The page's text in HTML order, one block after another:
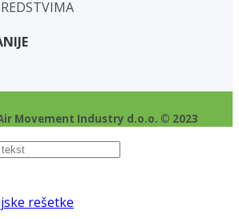
Movement Industry d.o.o. © 2023
rešetke